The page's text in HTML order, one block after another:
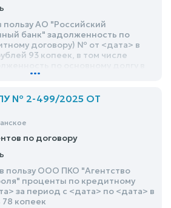
АО "Российский
банк" задолженность по
договору) № от <дата> в
93 копеек, в том числе
53 копеек, неустойка за
за пользование кредитом в
99 копеек, неустойка за
в размере 6 034 рублей 16
...
№ 2-499/2025 ОТ
по договору
пользу ООО ПКО "Агентство
проценты по кредитному
за период с <дата> по <дата> в
78 копеек